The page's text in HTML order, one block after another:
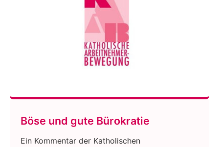
Böse und gute Bürokratie
Ein Kommentar der Katholischen